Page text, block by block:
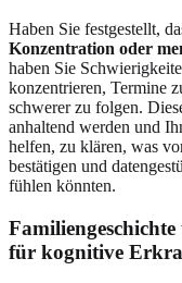
Haben Sie festgestellt,
Konzentration oder
haben Sie
konzentrieren, Termine
schwerer zu folgen.
anhaltend werden und
helfen, zu klären, was
bestätigen und
fühlen könnten.
für kognitive